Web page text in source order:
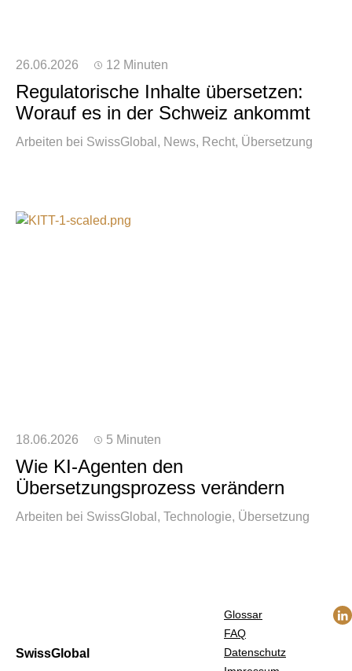
26.06.2026 12 Minuten
Regulatorische Inhalte übersetzen:
Worauf es in der Schweiz ankommt
Arbeiten bei SwissGlobal News Recht Übersetzung
18.06.2026 5 Minuten
Wie KI-Agenten den
Übersetzungsprozess verändern
Arbeiten bei SwissGlobal Technologie Übersetzung
SwissGlobal
Glossar
FAQ
Datenschutz